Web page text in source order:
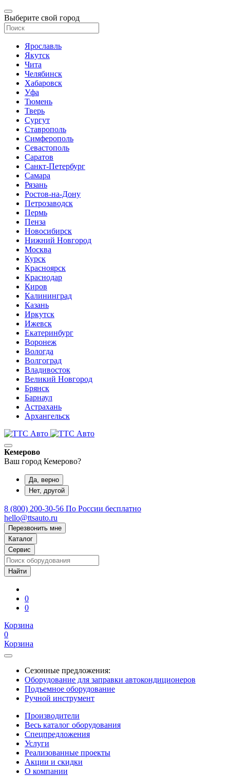
Выберите свой город
Ярославль
Якутск
Чита
Челябинск
Хабаровск
Уфа
Тюмень
Тверь
Сургут
Ставрополь
Симферополь
Севастополь
Саратов
Санкт-Петербург
Самара
Рязань
Ростов-на-Дону
Петрозаводск
Пермь
Пенза
Новосибирск
Нижний Новгород
Москва
Курск
Красноярск
Краснодар
Киров
Калининград
Казань
Иркутск
Ижевск
Екатеринбург
Воронеж
Вологда
Волгоград
Владивосток
Великий Новгород
Брянск
Барнаул
Астрахань
Архангельск
Кемерово
Ваш город Кемерово?
Да, верно
Нет, другой
8 (800) 200-30-56 По России бесплатно
hello@ttsauto.ru
Перезвонить мне
Каталог
Сервис
0
0
Корзина
0
Корзина
Сезонные предложения:
Оборудование для заправки автокондиционеров
Подъемное оборудование
Ручной инструмент
Производители
Весь каталог оборудования
Спецпредложения
Услуги
Реализованные проекты
Акции и скидки
О компании